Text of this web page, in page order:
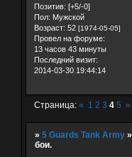
Позитив: [+5/-0]
Пол: Мужской
Возраст: 52 [1974-05-05]
Провел на форуме:
13 часов 43 минуты
Последний визит:
2014-03-30 19:44:14
Страница: « 1 2 3 4 5 »
» 5 Guards Tank Army »
бои.